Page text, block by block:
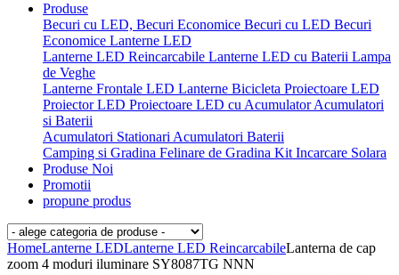
Produse
Becuri cu LED, Becuri Economice Becuri cu LED Becuri
Economice Lanterne LED
Lanterne LED Reincarcabile Lanterne LED cu Baterii Lampa
de Veghe
Lanterne Frontale LED Lanterne Bicicleta Proiectoare LED
Proiector LED Proiectoare LED cu AcumulatorAcumulatori
si Baterii
Acumulatori Stationari Acumulatori Baterii
Camping si Gradina Felinare de Gradina Kit Incarcare Solara
Produse Noi
Promotii
propune produs
HomeLanterne LEDLanterne LED ReincarcabileLanterna de cap
zoom 4 moduri iluminare SY8087TG NNN